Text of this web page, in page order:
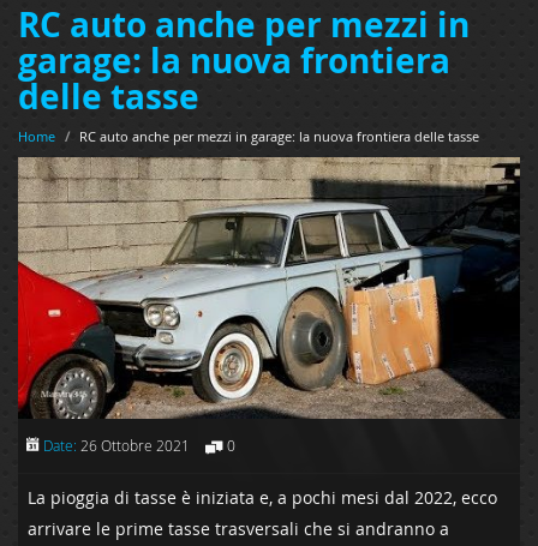
RC auto anche per mezzi in
garage: la nuova frontiera
delle tasse
Home / RC auto anche per mezzi in garage: la nuova frontiera delle tasse
Date: 26 Ottobre 2021 0
La pioggia di tasse è iniziata e, a pochi mesi dal 2022, ecco
arrivare le prime tasse trasversali che si andranno a